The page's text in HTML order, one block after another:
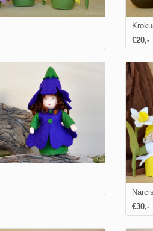
€20,-
Narcis
€30,-